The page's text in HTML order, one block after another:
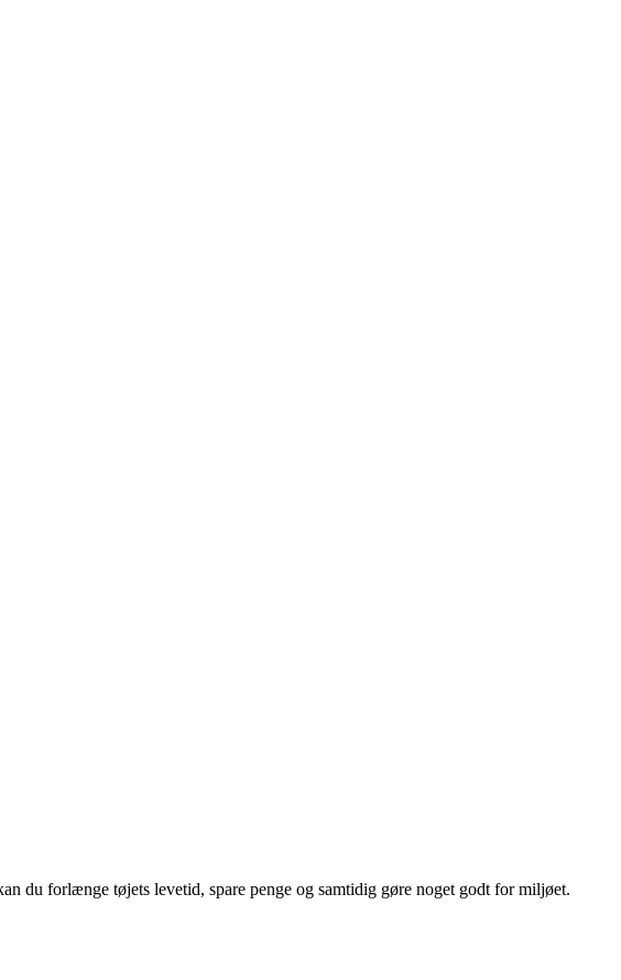
du forlænge tøjets levetid, spare penge og samtidig gøre noget godt for miljøet.